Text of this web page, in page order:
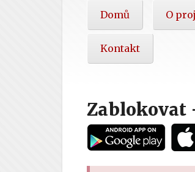
Domů O
Kontakt
Zablokovat